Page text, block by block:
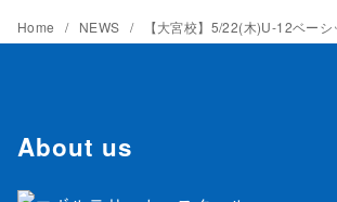
Home NEWS 【大宮校】5/22(木)U-12ベーシックク
About us